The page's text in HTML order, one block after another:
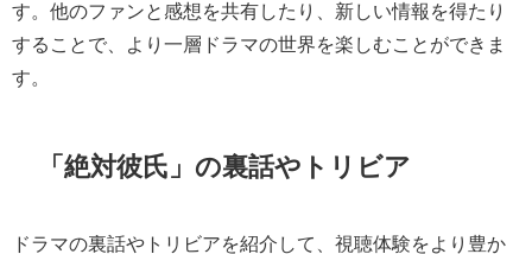
す。他のファンと感想を共有したり、新しい情報を得たり
することで、より一層ドラマの世界を楽しむことができま
す。
「絶対彼氏」の裏話やトリビア
ドラマの裏話やトリビアを紹介して、視聴体験をより豊か